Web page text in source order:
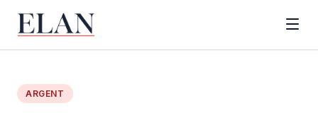
ARGENT